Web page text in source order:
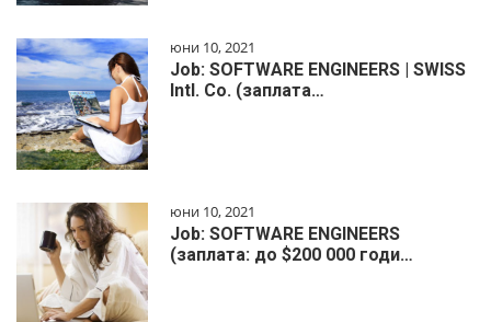
юни 10, 2021
Job: SOFTWARE ENGINEERS | SWISS
Intl. Co. (заплата…
юни 10, 2021
Job: SOFTWARE ENGINEERS
(заплата: до $200 000 годи…